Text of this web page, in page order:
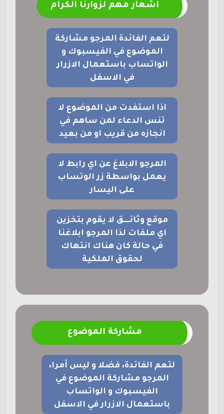
اشعار مهم لزوارنا الكرام
لتعم الفائدة المرجو مشاركة
الموضوع في الفيسبوك و
الواتساب باستعمال الازرار
في الاسفل
اذا استفدت من الموضوع لا
تنس الدعاء لمن ساهم في
انجازه من قريب او من بعيد
المرجو الابلاغ عن اي رابط لا
يعمل بواسطة زر الوتساب
على اليسار
موقع وثائــــق لا يقوم بتخزين
اي ملفات لذا المرجو ابلاغنا
في حالة كان هناك انتهاك
لحقوق الملكية
مشاركة الموضوع
لتعم الفائدة، فضلا و ليس أمرا،
المرجو مشاركة الموضوع في
الفيسبوك و الواتساب
باستعمال الازرار في الاسفل